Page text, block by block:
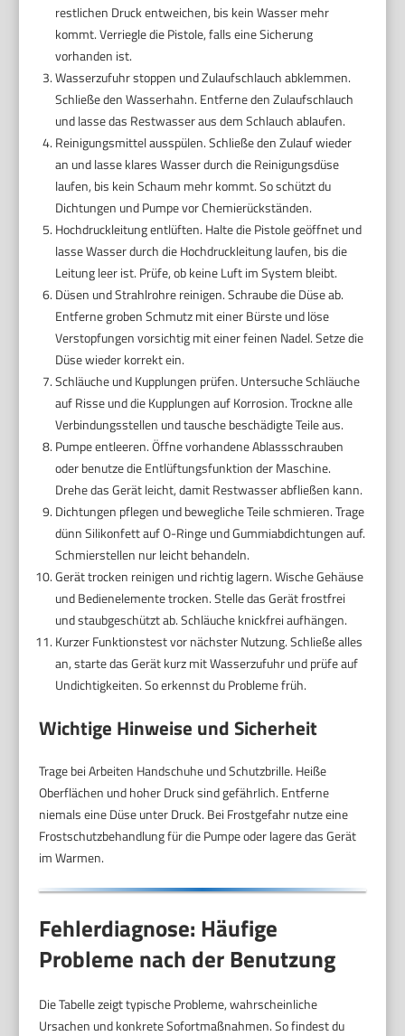
restlichen Druck entweichen, bis kein Wasser mehr
kommt. Verriegle die Pistole, falls eine Sicherung
vorhanden ist.
Wasserzufuhr stoppen und Zulaufschlauch abklemmen.
Schließe den Wasserhahn. Entferne den Zulaufschlauch
und lasse das Restwasser aus dem Schlauch ablaufen.
Reinigungsmittel ausspülen. Schließe den Zulauf wieder
an und lasse klares Wasser durch die Reinigungsdüse
laufen, bis kein Schaum mehr kommt. So schützt du
Dichtungen und Pumpe vor Chemierückständen.
Hochdruckleitung entlüften. Halte die Pistole geöffnet und
lasse Wasser durch die Hochdruckleitung laufen, bis die
Leitung leer ist. Prüfe, ob keine Luft im System bleibt.
Düsen und Strahlrohre reinigen. Schraube die Düse ab.
Entferne groben Schmutz mit einer Bürste und löse
Verstopfungen vorsichtig mit einer feinen Nadel. Setze die
Düse wieder korrekt ein.
Schläuche und Kupplungen prüfen. Untersuche Schläuche
auf Risse und die Kupplungen auf Korrosion. Trockne alle
Verbindungsstellen und tausche beschädigte Teile aus.
Pumpe entleeren. Öffne vorhandene Ablassschrauben
oder benutze die Entlüftungsfunktion der Maschine.
Drehe das Gerät leicht, damit Restwasser abfließen kann.
Dichtungen pflegen und bewegliche Teile schmieren. Trage
dünn Silikonfett auf O-Ringe und Gummiabdichtungen auf.
Schmierstellen nur leicht behandeln.
Gerät trocken reinigen und richtig lagern. Wische Gehäuse
und Bedienelemente trocken. Stelle das Gerät frostfrei
und staubgeschützt ab. Schläuche knickfrei aufhängen.
Kurzer Funktionstest vor nächster Nutzung. Schließe alles
an, starte das Gerät kurz mit Wasserzufuhr und prüfe auf
Undichtigkeiten. So erkennst du Probleme früh.
Wichtige Hinweise und Sicherheit
Trage bei Arbeiten Handschuhe und Schutzbrille. Heiße
Oberflächen und hoher Druck sind gefährlich. Entferne
niemals eine Düse unter Druck. Bei Frostgefahr nutze eine
Frostschutzbehandlung für die Pumpe oder lagere das Gerät
im Warmen.
Fehlerdiagnose: Häufige
Probleme nach der Benutzung
Die Tabelle zeigt typische Probleme, wahrscheinliche
Ursachen und konkrete Sofortmaßnahmen. So findest du